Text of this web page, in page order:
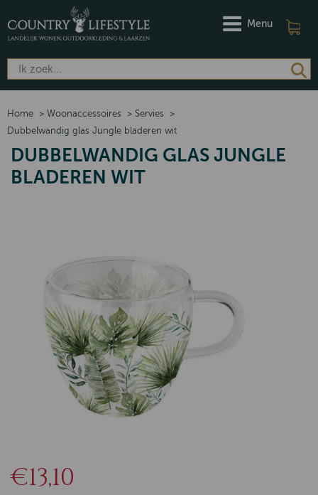
Menu
Home > Woonaccessoires > Servies
>
Dubbelwandig glas Jungle bladeren wit
DUBBELWANDIG GLAS JUNGLE
BLADEREN WIT
€13,10